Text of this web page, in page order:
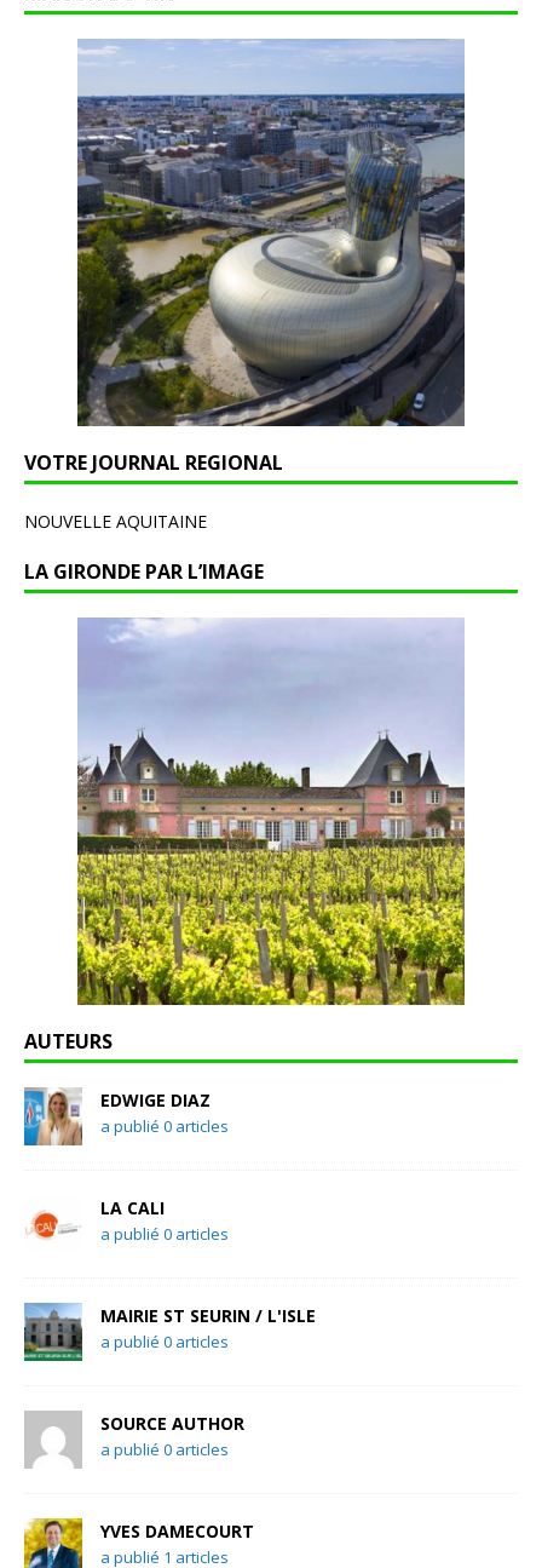
VOTRE JOURNAL REGIONAL
NOUVELLE AQUITAINE
LA GIRONDE PAR L’IMAGE
AUTEURS
EDWIGE DIAZ
a publié 0 articles
LA CALI
a publié 0 articles
MAIRIE ST SEURIN / L'ISLE
a publié 0 articles
SOURCE AUTHOR
a publié 0 articles
YVES DAMECOURT
a publié 1 articles